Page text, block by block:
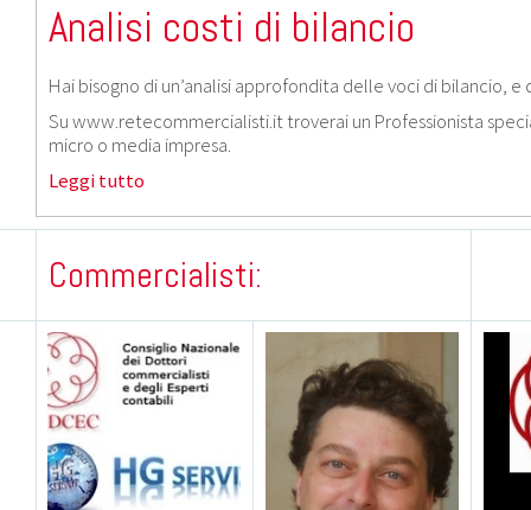
Analisi costi di bilancio
Hai bisogno di un’analisi approfondita delle voci di bilancio,
Su www.retecommercialisti.it troverai un Professionista
micro o media impresa.
Leggi tutto
Commercialisti: